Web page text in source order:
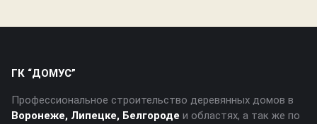
ГК “ДОМУС”
Профессиональное строительство деревянных домов в
Воронеже, Липецке, Белгороде и областях, а так же по